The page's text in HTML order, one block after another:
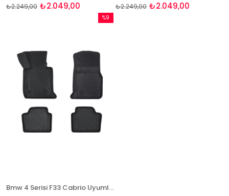
₺2.049,00
₺2.249,00 ₺2.049,00
₺2.249,00
Bmw 4 Serisi F33 Cabrio Uyumlu 4D Havuzlu Paspas Takımı NaturForcer
%9